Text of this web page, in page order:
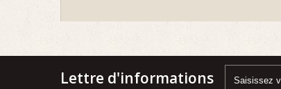
Lettre d'informations